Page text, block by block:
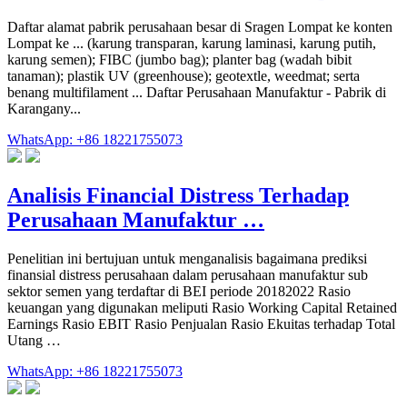
Daftar alamat pabrik perusahaan besar di Sragen Lompat ke konten
Lompat ke ... (karung transparan, karung laminasi, karung putih,
karung semen); FIBC (jumbo bag); planter bag (wadah bibit
tanaman); plastik UV (greenhouse); geotextle, weedmat; serta
benang multifilament ... Daftar Perusahaan Manufaktur - Pabrik di
Karangany...
WhatsApp: +86 18221755073
Analisis Financial Distress Terhadap
Perusahaan Manufaktur …
Penelitian ini bertujuan untuk menganalisis bagaimana prediksi
finansial distress perusahaan dalam perusahaan manufaktur sub
sektor semen yang terdaftar di BEI periode 20182022 Rasio
keuangan yang digunakan meliputi Rasio Working Capital Retained
Earnings Rasio EBIT Rasio Penjualan Rasio Ekuitas terhadap Total
Utang …
WhatsApp: +86 18221755073